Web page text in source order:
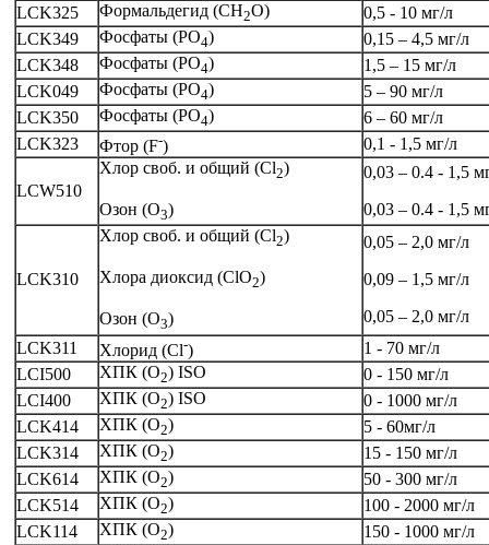
LCK325
Формальдегид (CH2O)
0,5 - 10 мг/л
LCK349
Фосфаты (PO4)
0,15 – 4,5 мг/л
LCK348
Фосфаты (PO4)
1,5 – 15 мг/л
LCK049
Фосфаты (PO4)
5 – 90 мг/л
LCK350
Фосфаты (PO4)
6 – 60 мг/л
LCK323
Фтор (F-) 0,1 - 1,5 мг/л
LCW510
Хлор своб. и общий (Cl2)
Озон (О3)
0,03 – 0.4 - 1,5
0,03 – 0.4 - 1,5
LCK310
Хлор своб. и общий (Cl2)
Хлора диоксид (ClO2)
Озон (О3)
0,05 – 2,0 мг/л
0,09 – 1,5 мг/л
0,05 – 2,0 мг/л
LCK311
Хлорид (Cl-)
1 - 70 мг/л
LCI500
ХПК (O2) ISO
0 - 150 мг/л
LCI400
ХПК (O2) ISO
0 - 1000 мг/л
LCK414
ХПК (O2)
5 - 60мг/л
LCK314
ХПК (O2)
15 - 150 мг/л
LCK614
ХПК (O2)
50 - 300 мг/л
LCK514
ХПК (O2)
100 - 2000 мг/л
LCK114
ХПК (O2)
150 - 1000 мг/л